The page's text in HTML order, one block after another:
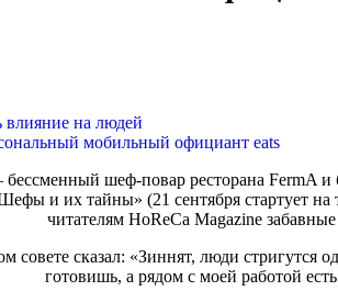
влияние на людей
мобильный официант eats
шеф-повар ресторана FermA и
и их тайны» (21 сентября стартует на
читателям HoReCa Magazine
сказал: «Зиннят, люди стригутся
готовишь, а рядом с моей работой есть